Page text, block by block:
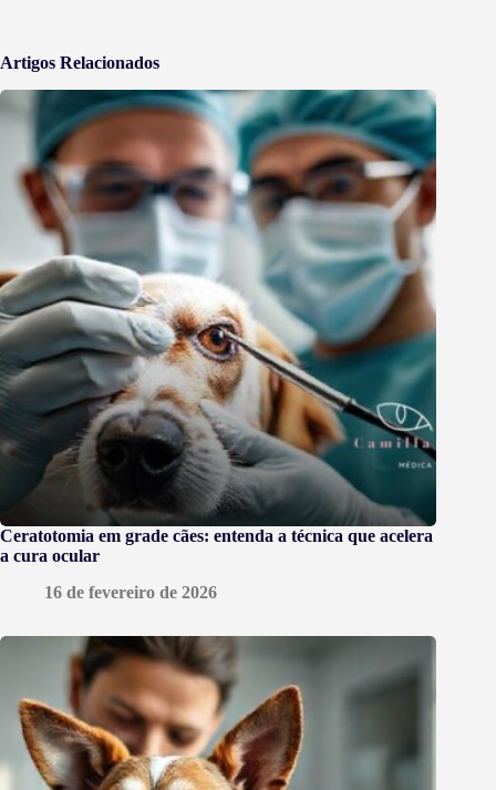
Artigos Relacionados
Ceratotomia em grade cães: entenda a técnica que acelera
a cura ocular
16 de fevereiro de 2026